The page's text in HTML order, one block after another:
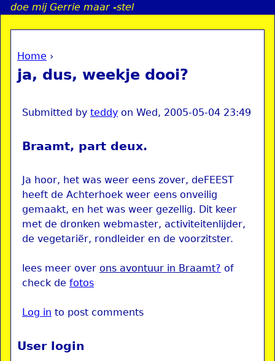
Jump to navigation
doe mij Gerrie maar -stel
You are here
Home ›
ja, dus, weekje dooi?
Submitted by teddy on Wed, 2005-05-04 23:49
Braamt, part deux.
Ja hoor, het was weer eens zover, deFEEST
heeft de Achterhoek weer eens onveilig
gemaakt, en het was weer gezellig. Dit keer
met de dronken webmaster, activiteitenlijder,
de vegetariër, rondleider en de voorzitster.
lees meer over ons avontuur in Braamt? of
check de fotos
Log in to post comments
User login